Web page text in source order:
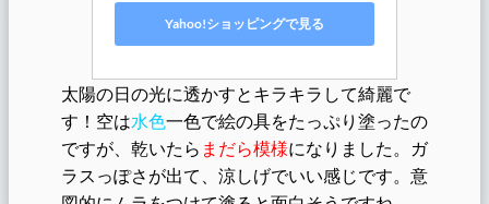
Yahoo!ショッピングで見る
太陽の日の光に透かすとキラキラして綺麗で
す！空は水色一色で絵の具をたっぷり塗ったの
ですが、乾いたら まだら模様になりました。ガ
ラスっぽさが出て、涼しげでいい感じです。意